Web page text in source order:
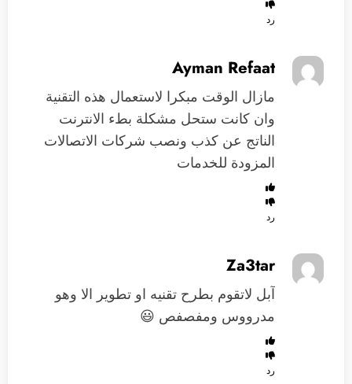
رد
Ayman Refaat
مازال الوقت مبكرا لاستعمال هذه التقنية
وان كانت ستحل مشكلة بطء الانترنت
الناتج عن كذب ونصب شركات الاتصالات
المزودة للخدمات
رد
Za3tar
آبل لاتقوم بطرح تقنيه او تطوير الا وهو
مدرووس ومفصفص 😃
رد